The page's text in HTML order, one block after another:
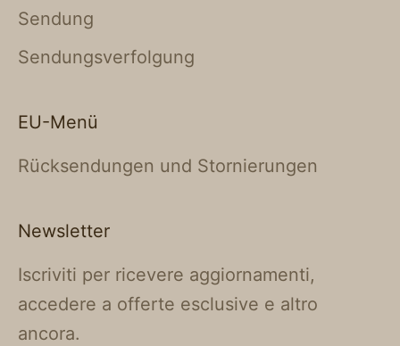
Sendung
Sendungsverfolgung
EU-Menü
Rücksendungen und Stornierungen
Newsletter
Iscriviti per ricevere aggiornamenti,
accedere a offerte esclusive e altro
ancora.